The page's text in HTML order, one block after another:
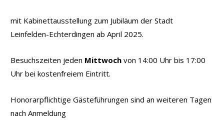
mit Kabinettausstellung zum Jubiläum der Stadt
Leinfelden-Echterdingen ab April 2025.
Besuchszeiten jeden Mittwoch von 14:00 Uhr bis 17:00
Uhr bei kostenfreiem Eintritt.
Honorarpflichtige Gästeführungen sind an weiteren Tagen
nach Anmeldung